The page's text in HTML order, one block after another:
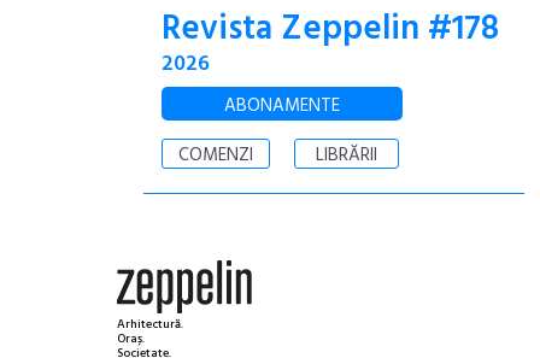
Revista Zeppelin #178
2026
ABONAMENTE
COMENZI
LIBRĂRII
Arhitectură.
Oraș.
Societate.